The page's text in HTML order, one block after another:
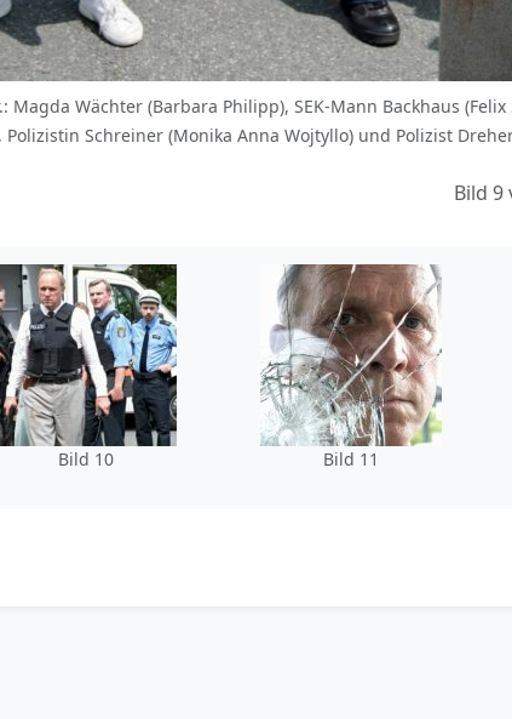
Magda Wächter (Barbara Philipp), SEK-Mann Backhaus
Polizistin Schreiner (Monika Anna Wojtyllo) und Polizist
Bild 9
Bild 10 Bild 11